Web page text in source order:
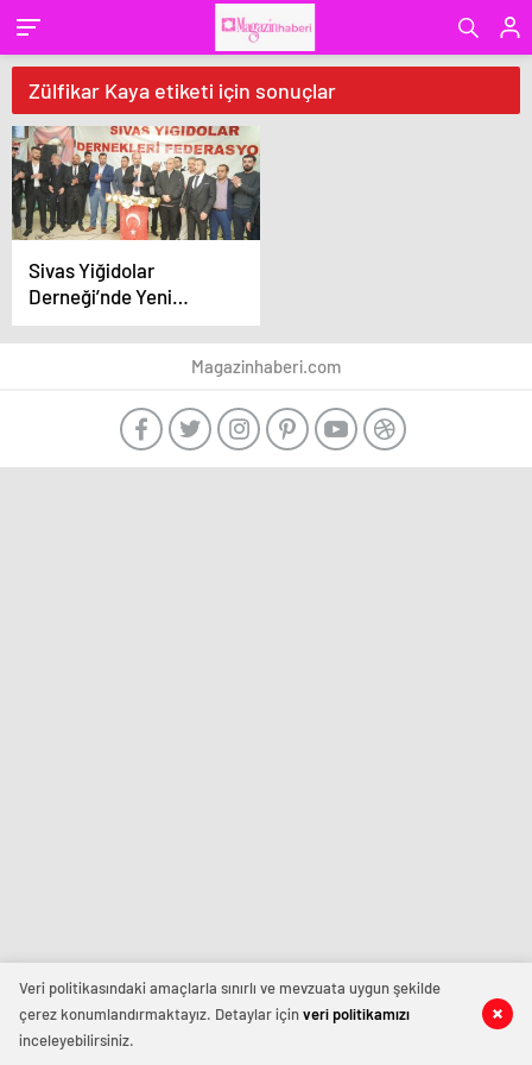
Zülfikar Kaya etiketi için sonuçlar
Sivas Yiğidolar
Derneği’nde Yeni
Dönem: Zülfikar Kaya
Başkanlığı Üstlendi!
Magazinhaberi.com
Veri politikasındaki amaçlarla sınırlı ve mevzuata uygun şekilde
çerez konumlandırmaktayız. Detaylar içinveri politikamızı
inceleyebilirsiniz.